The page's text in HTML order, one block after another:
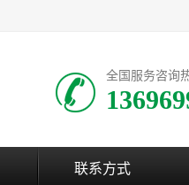
全国服务咨询
联系方式